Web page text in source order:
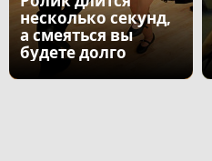
несколько секунд,
а смеяться вы
будете долго